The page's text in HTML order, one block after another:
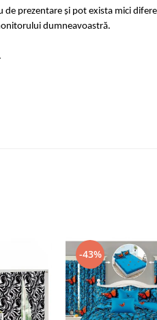
prezentare și pot exista mici
dumneavoastră.
-43%